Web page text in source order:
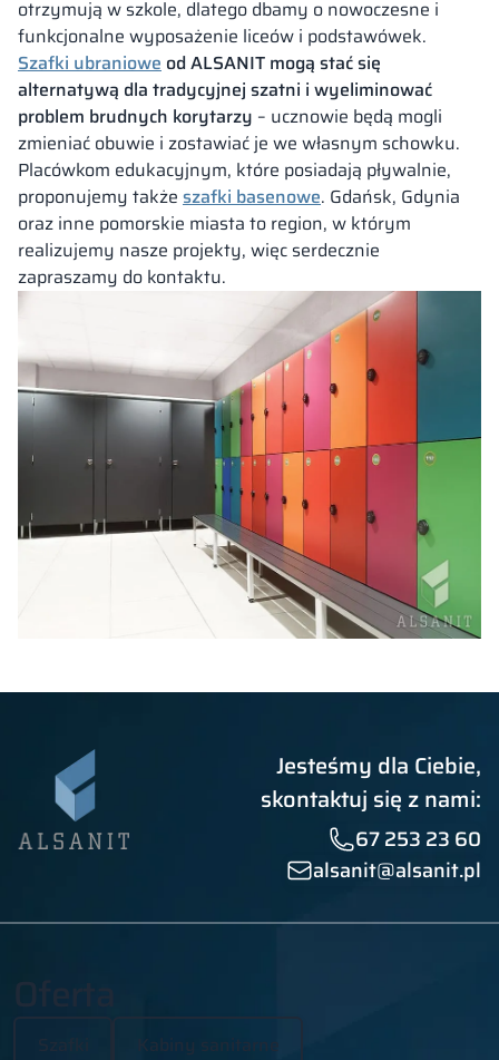
otrzymują w szkole, dlatego dbamy o nowoczesne i
funkcjonalne wyposażenie liceów i podstawówek.
Szafki ubraniowe od ALSANIT mogą stać się
alternatywą dla tradycyjnej szatni i wyeliminować
problem brudnych korytarzy – ucznowie będą mogli
zmieniać obuwie i zostawiać je we własnym schowku.
Placówkom edukacyjnym, które posiadają pływalnie,
proponujemy także szafki basenowe. Gdańsk, Gdynia
oraz inne pomorskie miasta to region, w którym
realizujemy nasze projekty, więc serdecznie
zapraszamy do kontaktu.
Jesteśmy dla Ciebie,
skontaktuj się z nami:
67 253 23 60
alsanit@alsanit.pl
Oferta
Kabiny sanitarne